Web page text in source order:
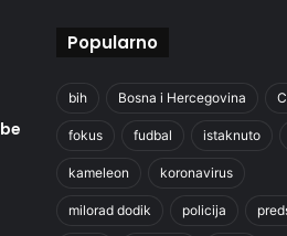
Popularno
bih Bosna i Hercegovina
fokus fudbal istaknuto
kameleon koronavirus
milorad dodik policija